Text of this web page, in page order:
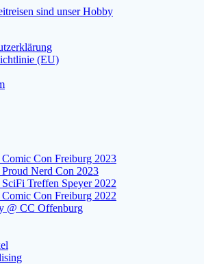
(EU)
Con Freiburg 2023
Nerd Con 2023
Treffen Speyer 2022
Con Freiburg 2022
@ CC Offenburg